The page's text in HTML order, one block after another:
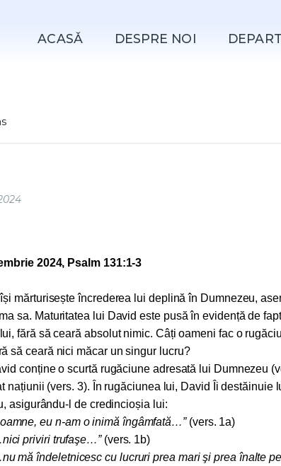
ACASǍ DESPRE NOI
DESPRE NOI
EVENIMENTE
2024, Psalm 131:1-3
mărturisește încrederea lui deplină în Dumnezeu,
sa. Maturitatea lui David este pusă în evidență de
fără să ceară absolut nimic. Câți oameni fac o
să ceară nici măcar un singur lucru?
conține o scurtă rugăciune adresată lui Dumnezeu
națiunii (vers. 3). În rugăciunea lui, David Îi destăinuie
asigurându-l de credincioșia lui:
eu n-am o inimă îngâmfată…”(vers. 1a)
priviri trufaşe…”(vers. 1b)
mă îndeletnicesc cu lucruri prea mari şi prea înalte